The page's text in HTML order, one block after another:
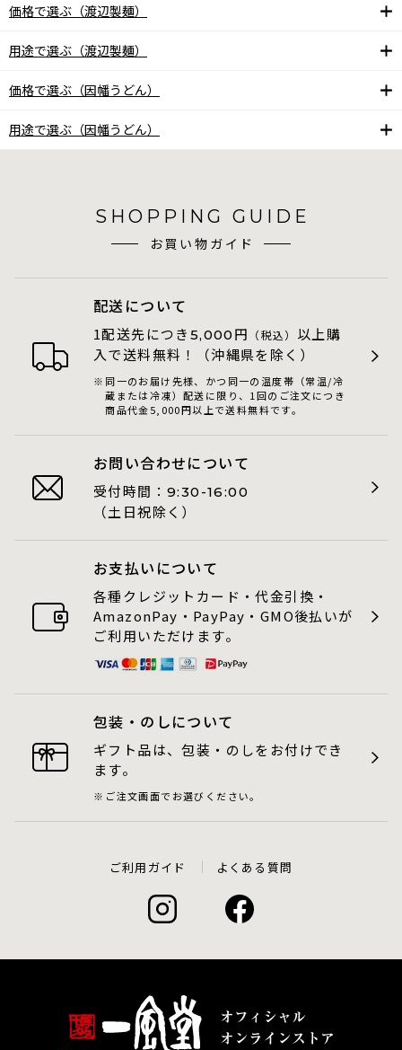
価格で選ぶ（渡辺製麺）
用途で選ぶ（渡辺製麺）
価格で選ぶ（因幡うどん）
用途で選ぶ（因幡うどん）
SHOPPING GUIDE
お買い物ガイド
配送について
1配送先につき 5,000 円 （税込） 以上購
入で送料無料！（沖縄県を除く）
同一のお届け先様、かつ同一の温度帯（常温/冷
蔵または冷凍）配送に限り、1回のご注文につき
商品代金5,000円以上で送料無料です。
お問い合わせについて
受付時間： 9:30-16:00
（土日祝除く）
お支払いについて
各種クレジットカード・代金引換・
AmazonPay・PayPay・GMO後払いが
ご利用いただけます。
包装・のしについて
ギフト品は、包装・のしをお付けでき
ます。
ご注文画面でお選びください。
ご利用ガイド よくある質問